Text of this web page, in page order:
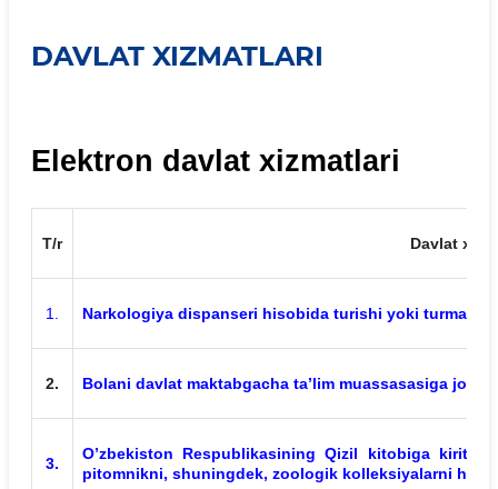
DAVLAT XIZMATLARI
Elektron davlat xizmatlari
T/r Davlat
1. Narkologiya dispanseri hisobida turishi yoki turmasligi
2. Bolani davlat maktabgacha ta’lim muassasasiga
3.
O’zbekiston Respublikasining Qizil kitobiga
pitomnikni, shuningdek, zoologik kolleksiyalarni